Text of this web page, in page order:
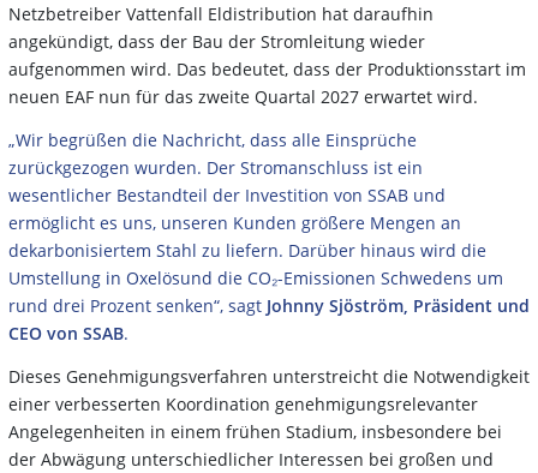
Netzbetreiber Vattenfall Eldistribution hat daraufhin
angekündigt, dass der Bau der Stromleitung wieder
aufgenommen wird. Das bedeutet, dass der Produktionsstart im
neuen EAF nun für das zweite Quartal 2027 erwartet wird.
„Wir begrüßen die Nachricht, dass alle Einsprüche
zurückgezogen wurden. Der Stromanschluss ist ein
wesentlicher Bestandteil der Investition von SSAB und
ermöglicht es uns, unseren Kunden größere Mengen an
dekarbonisiertem Stahl zu liefern. Darüber hinaus wird die
Umstellung in Oxelösund die CO₂-Emissionen Schwedens um
rund drei Prozent senken“, sagt Johnny Sjöström, Präsident und
CEO von SSAB.
Dieses Genehmigungsverfahren unterstreicht die Notwendigkeit
einer verbesserten Koordination genehmigungsrelevanter
Angelegenheiten in einem frühen Stadium, insbesondere bei
der Abwägung unterschiedlicher Interessen bei großen und